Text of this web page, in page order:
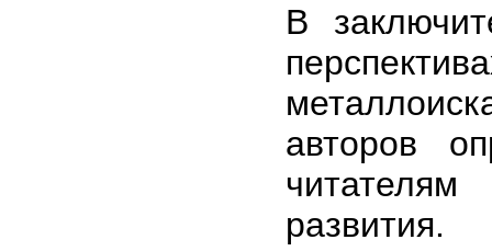
В
авторов
развития.